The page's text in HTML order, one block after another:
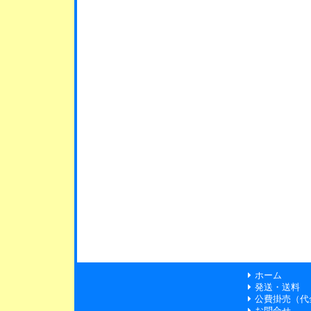
ホーム
発送・送料
公費掛売（代